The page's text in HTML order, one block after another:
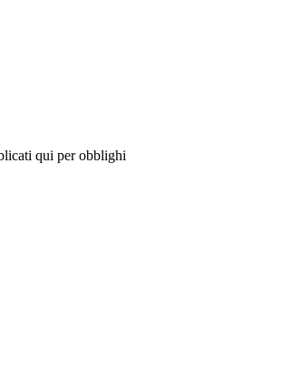
qui per obblighi